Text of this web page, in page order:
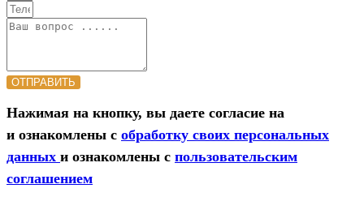
ОТПРАВИТЬ
Нажимая на кнопку, вы даете согласие на
и ознакомлены с обработку своих персональных
данных и ознакомлены с пользовательским
соглашением